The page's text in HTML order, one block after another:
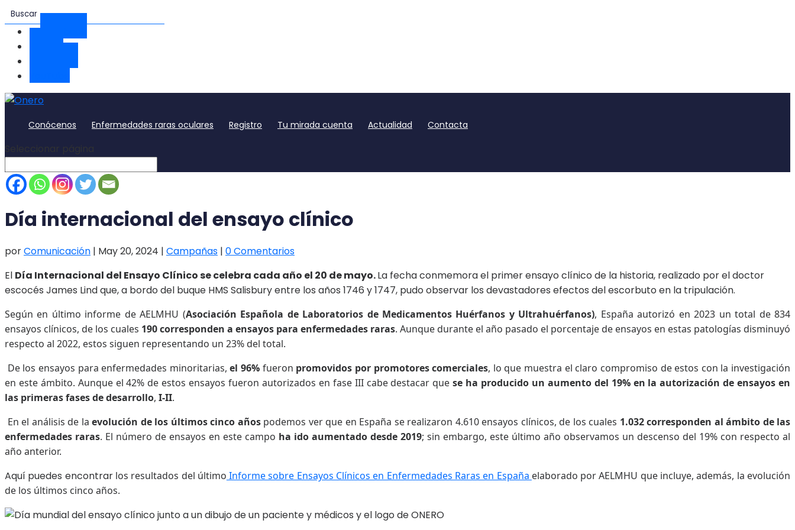
Conócenos Enfermedades raras oculares Registro Tu mirada cuenta Actualidad Contacta
Día internacional del ensayo clínico
porComunicación | May 20, 2024 | Campañas | 0 Comentarios
El Día Internacional del Ensayo Clínico se celebra cada año el 20 de mayo.La fecha conmemora el primer ensayo clínico de la historia, realizado por el doctor
escocés James Lind que, a bordo del buque HMS Salisbury entre los años 1746 y 1747, pudo observar los devastadores efectos del escorbuto en la tripulación.
Según en último informe de AELMHU (Asociación Española de Laboratorios de Medicamentos Huérfanos y Ultrahuérfanos), España autorizó en 2023 un total de 834
ensayos clínicos, de los cuales 190 corresponden a ensayos para enfermedades raras. Aunque durante el año pasado el porcentaje de ensayos en estas patologías disminuyó
respecto al 2022, estos siguen representando un 23% del total.
De los ensayos para enfermedades minoritarias,el 96% fueron promovidos por promotores comerciales, lo que muestra el claro compromiso de estos con la investigación
en este ámbito. Aunque el 42% de estos ensayos fueron autorizados en fase III cabe destacar quese ha producido un aumento del 19% en la autorización de ensayos en
las primeras fases de desarrollo, I-II.
En el análisis de la evolución de los últimos cinco añospodemos ver que en España se realizaron 4.610 ensayos clínicos, de los cuales 1.032 corresponden al ámbito de las
enfermedades raras. El número de ensayos en este campo ha ido aumentado desde 2019; sin embargo, este último año observamos un descenso del 19% con respecto al
año anterior.
Aquí puedes encontrar los resultados del último Informe sobre Ensayos Clínicos en Enfermedades Raras en España elaborado por AELMHU que incluye, además, la evolución
de los últimos cinco años.